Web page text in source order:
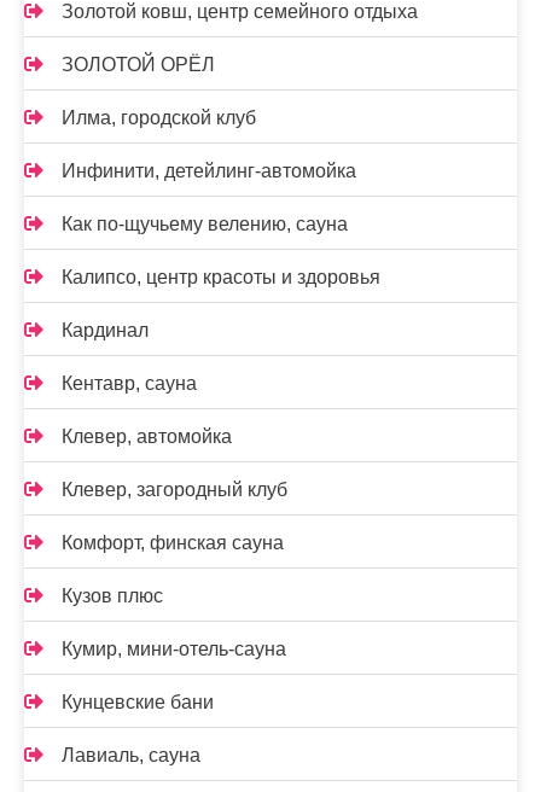
Золотой ковш, центр семейного отдыха
ЗОЛОТОЙ ОРЁЛ
Илма, городской клуб
Инфинити, детейлинг-автомойка
Как по-щучьему велению, сауна
Калипсо, центр красоты и здоровья
Кардинал
Кентавр, сауна
Клевер, автомойка
Клевер, загородный клуб
Комфорт, финская сауна
Кузов плюс
Кумир, мини-отель-сауна
Кунцевские бани
Лавиаль, сауна